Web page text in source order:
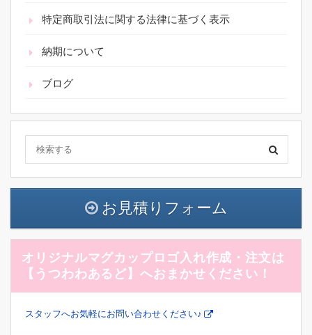
特定商取引法に関する法律に基づく表示
納期について
ブログ
お見積りフォーム
オリジナルマグカップロゴ入れ作成・注文は
【うつわわあるど】へおまかせください！
スタッフへお気軽にお問い合わせください♪